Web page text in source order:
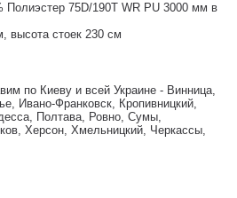
Полиэстер 75D/190T WR PU 3000 мм в
высота стоек 230 см
по Киеву и всей Украине - Винница,
Ивано-Франковск, Кропивницкий,
Полтава, Ровно, Сумы,
Херсон, Хмельницкий, Черкассы,